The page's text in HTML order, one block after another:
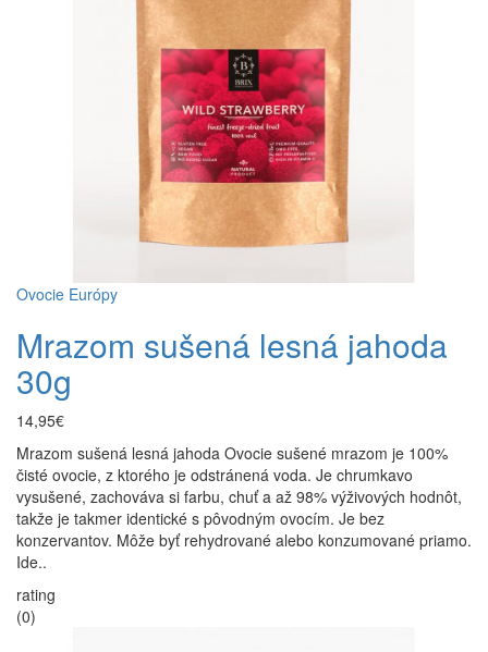
Ovocie Európy
Mrazom sušená lesná jahoda
30g
14,95€
Mrazom sušená lesná jahoda Ovocie sušené mrazom je 100%
čisté ovocie, z ktorého je odstránená voda. Je chrumkavo
vysušené, zachováva si farbu, chuť a až 98% výživových hodnôt,
takže je takmer identické s pôvodným ovocím. Je bez
konzervantov. Môže byť rehydrované alebo konzumované priamo.
Ide..
rating
(0)